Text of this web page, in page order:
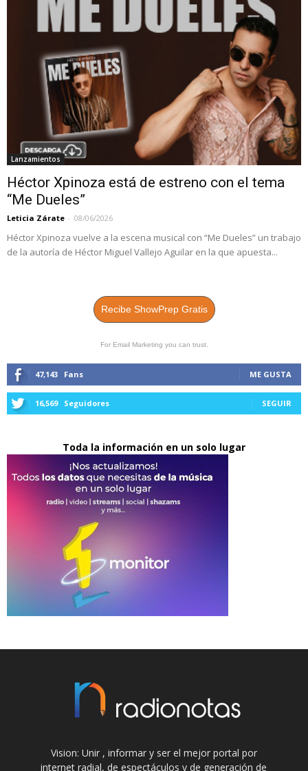
Lanzamientos
Héctor Xpinoza está de estreno con el tema
“Me Dueles”
Leticia Zárate - 08/06/2026
Héctor Xpinoza vuelve a la escena musical con “Me Dueles” un trabajo
de la autoría de Héctor Miguel Vallejo Aguilar en la que apuesta...
Recibe ShowPrep Gratis
For Email Marketing you can trust.
47,143 Fans ME GUSTA
16,569 Seguidores SEGUIR
Toda la información en un solo lugar
Vision: Unir , informar y ser el mejor portal por
internet radial, de espectáculos y de generación de